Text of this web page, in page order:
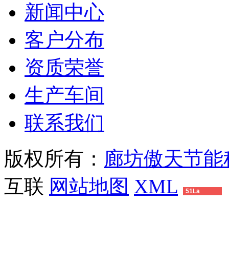
新闻中心
客户分布
资质荣誉
生产车间
联系我们
版权所有： 廊坊傲天节
互联 网站地图 XML 51La